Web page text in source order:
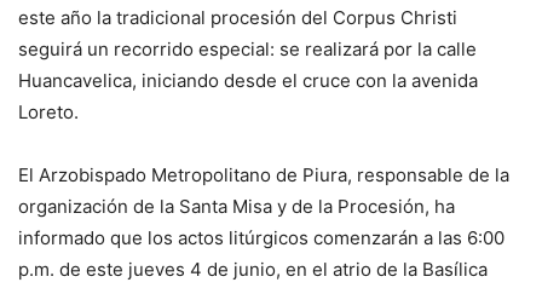
este año la tradicional procesión del Corpus Christi
seguirá un recorrido especial: se realizará por la calle
Huancavelica, iniciando desde el cruce con la avenida
Loreto.
El Arzobispado Metropolitano de Piura, responsable de la
organización de la Santa Misa y de la Procesión, ha
informado que los actos litúrgicos comenzarán a las 6:00
p.m. de este jueves 4 de junio, en el atrio de la Basílica